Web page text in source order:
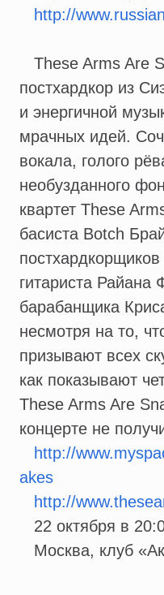
http://
These Arms Are
постхардкор из
и энергичной
мрачных идей.
вокала, голого
необузданного
квартет These
басиста Botch
гитариста Райана
барабанщика
несмотря на то,
призывают всех
как показывают
These Arms Are
концерте не
http://
akes
http://
22 октября в
Москва, клуб